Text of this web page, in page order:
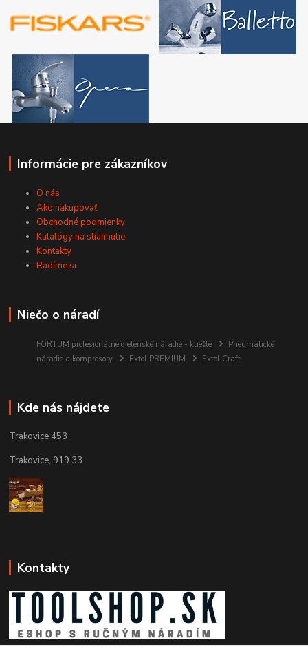
Informácie pre zákazníkov
O nás
Ako nakupovať
Obchodné podmienky
Katalógy na stiahnutie
Kontakty
Radíme si
Niečo o náradí
FORTUM profesionálne dielenské náradie - kliešte
Pneumatické
náradie a kompresory
Extol PREMIUM Extol Craft
Kde nás nájdete
Trakovice 453
Trakovice, 919 33
Kontakty